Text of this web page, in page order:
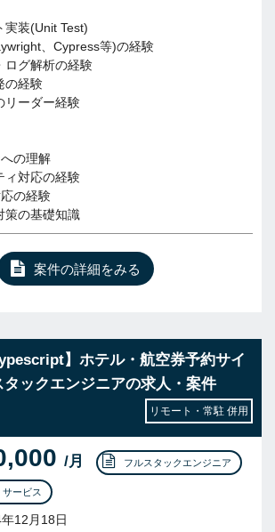
実装(Unit Test)
、Cypress等)の経験
ログ解析の経験
の経験
リーダー経験
の理解
ィ対応の経験
の経験
策の基礎知識
案件の詳細をみる
】ホテル・航空券予約サイ
タックエンジニアの求人・案件
リモート・常駐 併用
/月 フルスタックエンジニア
サービス
12月18日